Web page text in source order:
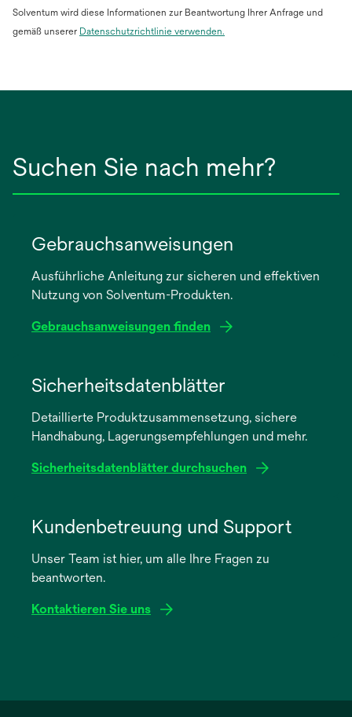
Solventum wird diese Informationen zur Beantwortung Ihrer Anfrage und
gemäß unserer Datenschutzrichtlinie verwenden.
Suchen Sie nach mehr?
Gebrauchsanweisungen
Ausführliche Anleitung zur sicheren und effektiven
Nutzung von Solventum-Produkten.
Gebrauchsanweisungen finden
neuen
Registerkarte
Sicherheitsdatenblätter
Detaillierte Produktzusammensetzung, sichere
Handhabung, Lagerungsempfehlungen und mehr.
Sicherheitsdatenblätter durchsuchen
neuen
Registerkarte
Kundenbetreuung und Support
Unser Team ist hier, um alle Ihre Fragen zu
beantworten.
Kontaktieren Sie uns